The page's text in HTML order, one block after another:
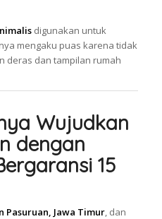
digunakan untuk
mengaku puas karena tidak
deras dan tampilan rumah
Wujudkan
dengan
15
Pasuruan, Jawa Timur, dan